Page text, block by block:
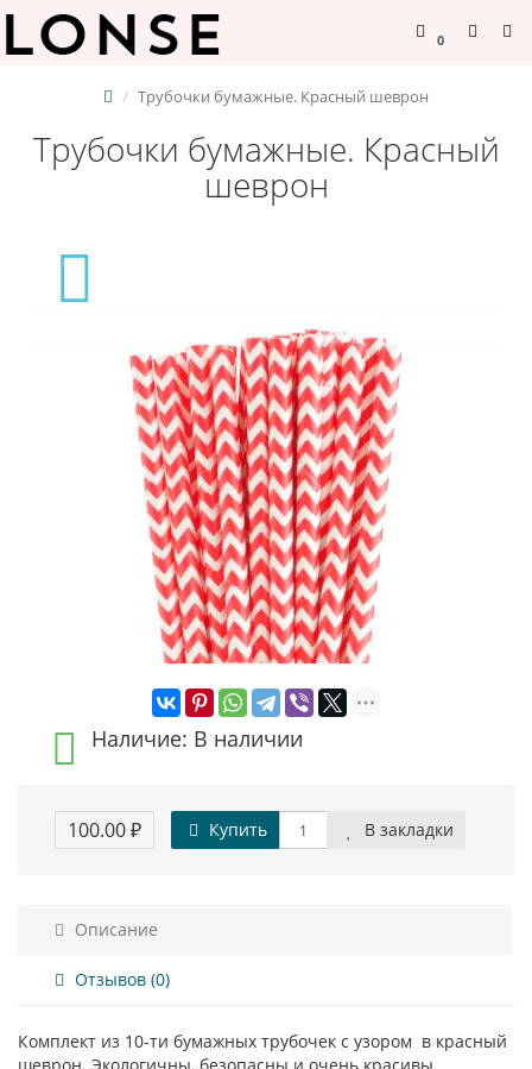
0
Трубочки бумажные. Красный шеврон
Трубочки бумажные. Красный
шеврон
Наличие: В наличии
100.00 ₽ Купить В закладки
Описание
Отзывов (0)
Комплект из 10-ти бумажных трубочек с узором в красный